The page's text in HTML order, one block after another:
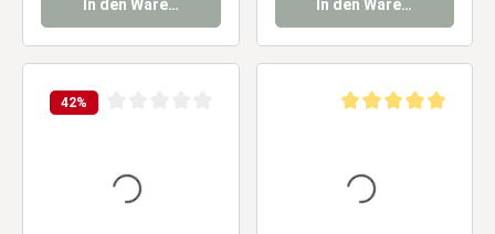
In den Warenkorb In den Warenkorb
42%